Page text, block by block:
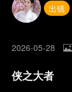
出镜
2026-05-28
侠之大者